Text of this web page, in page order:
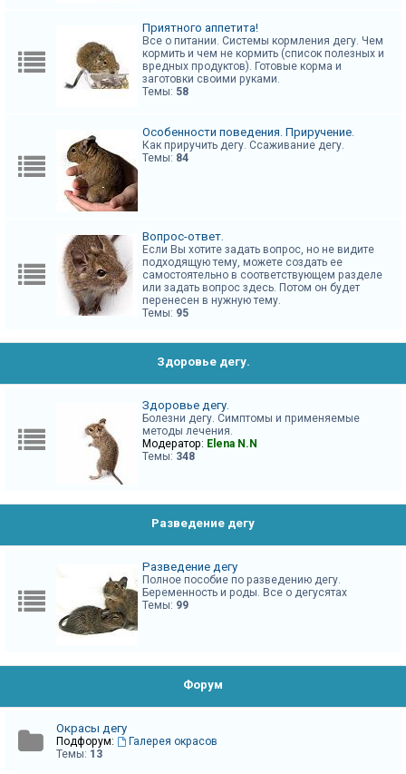
Приятного аппетита!
Все о питании. Системы кормления дегу. Чем
кормить и чем не кормить (список полезных и
вредных продуктов). Готовые корма и
заготовки своими руками.
Темы: 58
Особенности поведения. Приручение.
Как приручить дегу. Ссаживание дегу.
Темы: 84
Вопрос-ответ.
Если Вы хотите задать вопрос, но не видите
подходящую тему, можете создать ее
самостоятельно в соответствующем разделе
или задать вопрос здесь. Потом он будет
перенесен в нужную тему.
Темы: 95
Здоровье дегу.
Здоровье дегу.
Болезни дегу. Симптомы и применяемые
методы лечения.
Модератор: Elena N.N
Темы: 348
Разведение дегу
Разведение дегу
Полное пособие по разведению дегу.
Беременность и роды. Все о дегусятах
Темы: 99
Форум
Окрасы дегу
Подфорум:
Галерея окрасов
Темы: 13